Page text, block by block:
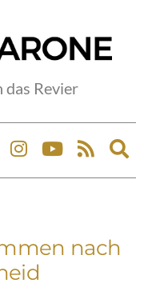
das Revier
nach